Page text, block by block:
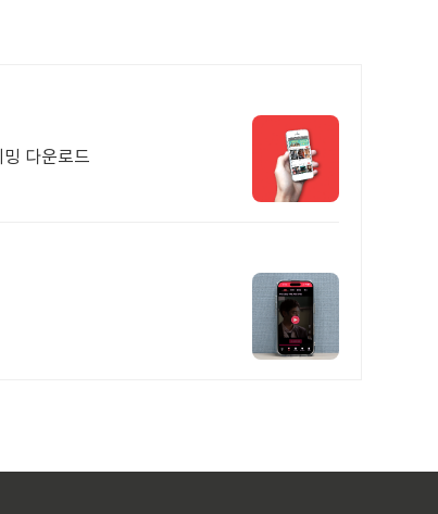
다운로드